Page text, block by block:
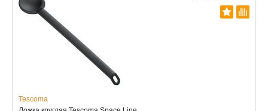
Tescoma